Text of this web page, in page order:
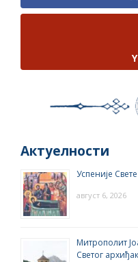
Актуелности
Успеније
август 6, 2026
Митрополит
Светог